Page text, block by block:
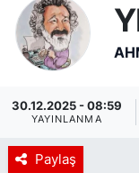
30.12.2025 - 08:59
YAYINLANMA
Paylaş
YEREL
RESMİ
EKONOMİ
Tüm
Son Dakika
Haber Arşivi